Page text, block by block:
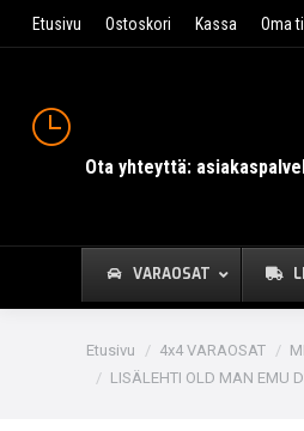
Etusivu Ostoskori Kassa Oma
Ota yhteyttä:
VARAOSAT
You are here:
Etusivu 4x4 VARAOSAT
LISÄLEHTI OLD MAN EMU